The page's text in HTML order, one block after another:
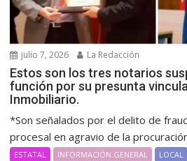
julio 7, 2026 La Redacción
Estos son los tres notarios
función por su presunta
Inmobiliario.
*Son señalados por el delito de
procesal en agravio de la
ESTATAL INFORMACIÓN GENERAL LOCAL